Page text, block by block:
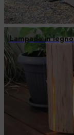
Lampada in legno